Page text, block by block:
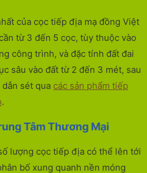
của cọc tiếp địa mạ đồng Việt
từ 3 đến 5 cọc, tùy thuộc vào
công trình, và đặc tính đất đai
sâu vào đất từ 2 đến 3 mét, sau
sét qua các sản phẩm tiếp
.
Tâm Thương Mại
lượng cọc tiếp địa có thể lên tới
bố xung quanh nền móng